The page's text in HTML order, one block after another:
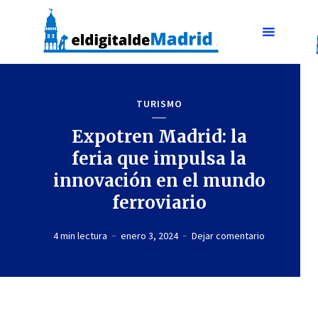
TURISMO
Expotren Madrid: la
feria que impulsa la
innovación en el mundo
ferroviario
4 min lectura enero 3, 2024 Dejar comentario